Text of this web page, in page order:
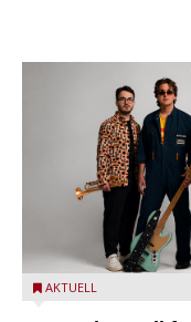
Castelnuovo del
AKTUELL